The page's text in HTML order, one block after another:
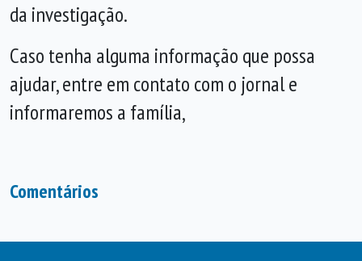
da investigação.
Caso tenha alguma informação que possa
ajudar, entre em contato com o jornal e
informaremos a família,
Comentários